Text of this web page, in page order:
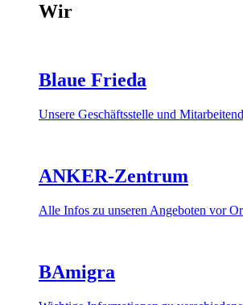
Wir
Blaue Frieda
Unsere Geschäftsstelle und
ANKER-Zentrum
Alle Infos zu unseren Angeboten vor
BAmigra